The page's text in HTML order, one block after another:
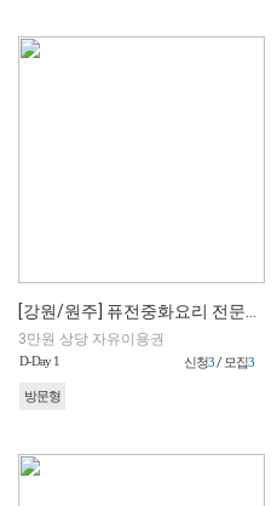
3만원 상당 자유이용권
D-Day 1 신청3/ 모집3
방문형